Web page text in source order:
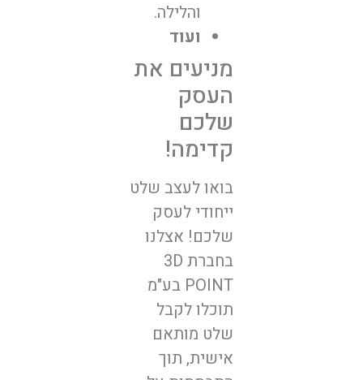
והלילה.
ועוד
מניעים את
העסק
שלכם
קדימה!
בואו לעצב שלט
ייחודי לעסק
שלכם! אצלנו
בחברת 3D
POINT בע"מ
תוכלו לקבל
שלט מותאם
אישית, תוך